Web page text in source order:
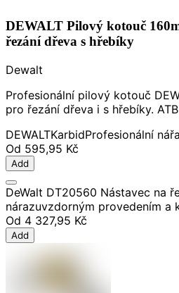
DEWALT Pilový kotouč
řezání dřeva s hřebíky
Dewalt
Profesionální pilový kotouč
pro řezání dřeva i s hřebíky.
DEWALTKarbidProfesionální
Od 595,95 Kč
Add
DeWalt DT20560 Nástavec na
nárazuvzdorným provedením a
Od 4 327,95 Kč
Add